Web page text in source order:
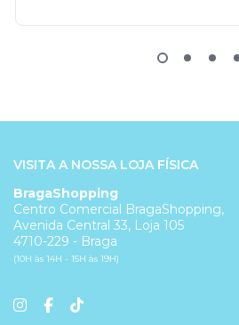
VISITA A NOSSA LOJA FÍSICA
BragaShopping
Centro Comercial BragaShopping,
Avenida Central 33, Loja 105
4710-229 - Braga
(10H às 14H - 15H às 19H)